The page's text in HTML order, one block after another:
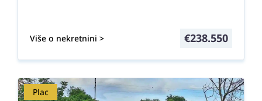
Više o nekretnini > €238.550
Plac